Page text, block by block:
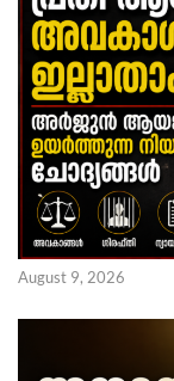
August 9, 2026